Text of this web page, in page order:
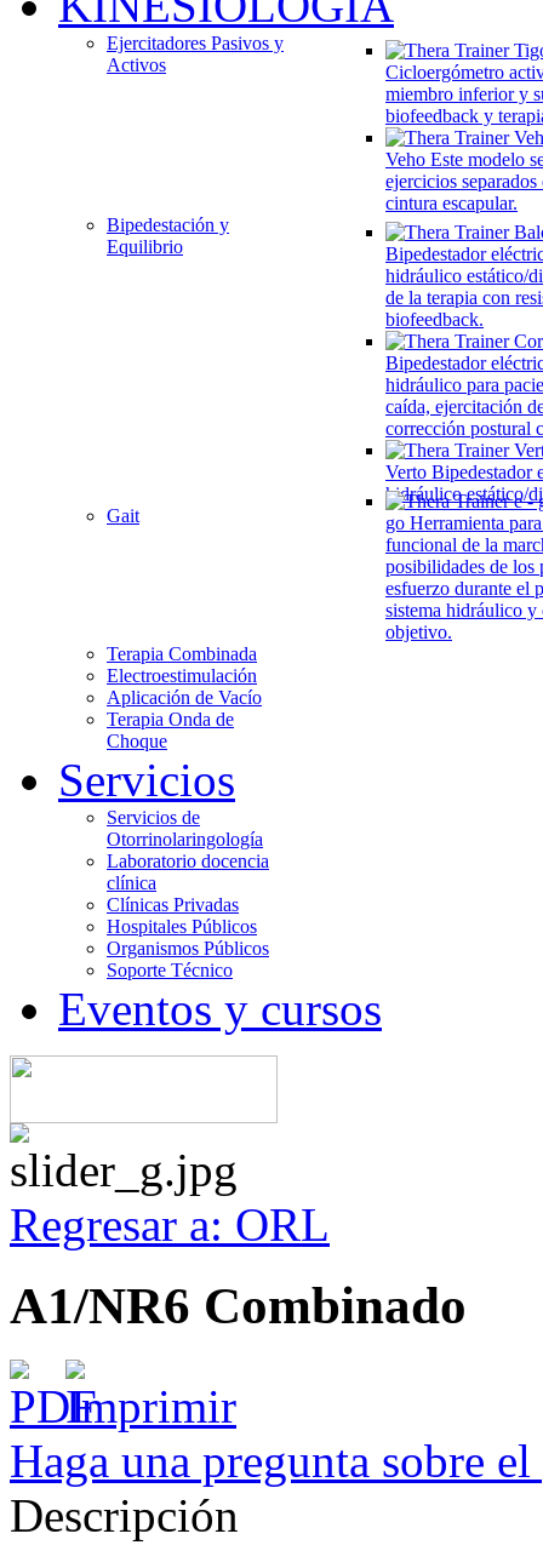
Ejercitadores Pasivos y
Activos
Cicloergómetro
miembro inferior y
biofeedback y
Veho Este modelo
ejercicios
cintura escapular.
Bipedestación y
Equilibrio
Bipedestador
hidráulico estático/
de la terapia con
biofeedback.
Bipedestador
hidráulico para
caída, ejercitación
corrección postural
Verto Bipedestador
hidráulico estático/
Gait
go Herramienta
funcional de la
posibilidades de los
esfuerzo durante el
sistema hidráulico y
objetivo.
Terapia Combinada
Electroestimulación
Aplicación de Vacío
Terapia Onda de
Choque
Servicios
Servicios de
Otorrinolaringología
Laboratorio docencia
clínica
Clínicas Privadas
Hospitales Públicos
Organismos Públicos
Soporte Técnico
Eventos y cursos
Regresar a: ORL
A1/NR6 Combinado
Haga una pregunta sobre
Descripción